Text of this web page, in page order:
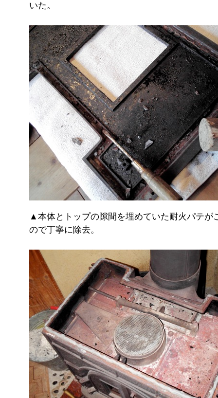
いた。
▲本体とトップの隙間を埋めていた耐火パテが
ので丁寧に除去。